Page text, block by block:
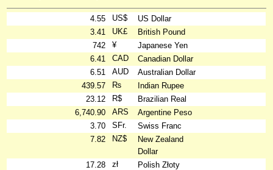
4.55 US$
US Dollar
3.41
UK£
British Pound
742
¥
Japanese Yen
6.41
CAD
Canadian Dollar
6.51
AUD
Australian Dollar
439.57
₨
Indian Rupee
23.12
R$
Brazilian Real
6,740.90
ARS
Argentine Peso
3.70
SFr.
Swiss Franc
7.82
NZ$
New Zealand
Dollar
17.28
zł
Polish Złoty